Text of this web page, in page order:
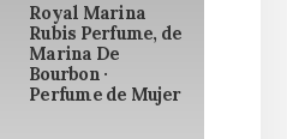
Royal Marina
Rubis Perfume, de
Marina De
Bourbon ·
Perfume de Mujer